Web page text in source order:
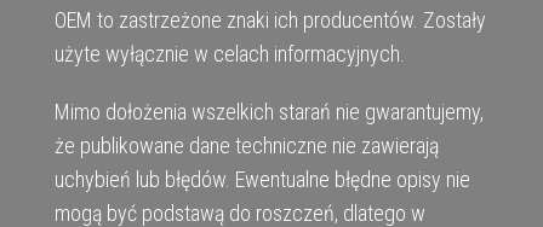
OEM to zastrzeżone znaki ich producentów. Zostały
użyte wyłącznie w celach informacyjnych.
Mimo dołożenia wszelkich starań nie gwarantujemy,
że publikowane dane techniczne nie zawierają
uchybień lub błędów. Ewentualne błędne opisy nie
mogą być podstawą do roszczeń, dlatego w